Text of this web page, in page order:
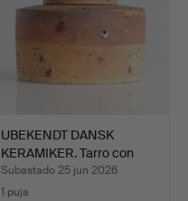
UBEKENDT DANSK
KERAMIKER. Tarro con
tapa d…
Subastado 25 jun 2026
1 puja